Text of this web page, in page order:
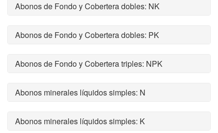
Abonos de Fondo y Cobertera dobles: NK
Abonos de Fondo y Cobertera dobles: PK
Abonos de Fondo y Cobertera triples: NPK
Abonos minerales líquidos simples: N
Abonos minerales líquidos simples: K